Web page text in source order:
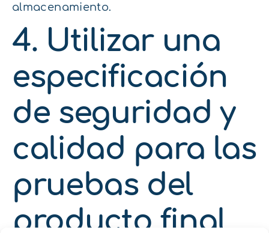
almacenamiento.
4. Utilizar una
especificación
de seguridad y
calidad para las
pruebas del
producto final